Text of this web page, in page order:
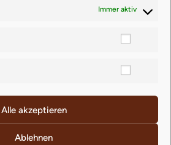
Immer aktiv
Alle akzeptieren
Ablehnen